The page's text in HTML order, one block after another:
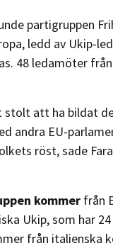
partigruppen
ledd av Ukip-
48 ledamöter
stolt att ha bildat
andra EU-
röst, sade
kommer från
Ukip, som har
från italienska